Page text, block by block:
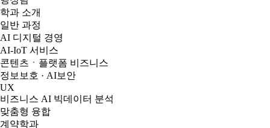
학과 소개
일반 과정
AI 디지털 경영
AI-IoT 서비스
콘텐츠ㆍ플랫폼 비즈니스
정보보호 · AI보안
UX
비즈니스 AI 빅데이터 분석
맞춤형 융합
계약학과